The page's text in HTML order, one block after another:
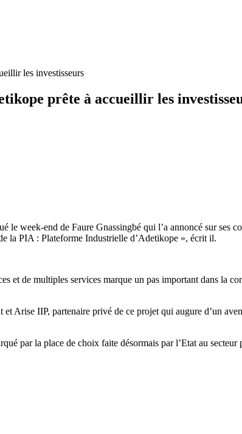
les investisseurs
prête à accueillir les
le week-end de Faure Gnassingbé qui l’a annoncé sur ses
la PIA : Plateforme Industrielle d’Adetikope », écrit il.
et de multiples services marque un pas important dans la
Arise IIP, partenaire privé de ce projet qui augure d’un
par la place de choix faite désormais par l’Etat au